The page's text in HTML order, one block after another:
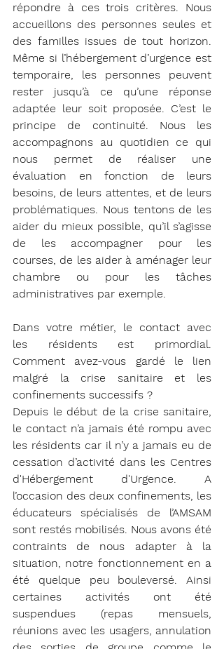
répondre à ces trois critères. Nous
accueillons des personnes seules et
des familles issues de tout horizon.
Même si l’hébergement d’urgence est
temporaire, les personnes peuvent
rester jusqu’à ce qu’une réponse
adaptée leur soit proposée. C’est le
principe de continuité. Nous les
accompagnons au quotidien ce qui
nous permet de réaliser une
évaluation en fonction de leurs
besoins, de leurs attentes, et de leurs
problématiques. Nous tentons de les
aider du mieux possible, qu’il s’agisse
de les accompagner pour les
courses, de les aider à aménager leur
chambre ou pour les tâches
administratives par exemple.
Dans votre métier, le contact avec
les résidents est primordial.
Comment avez-vous gardé le lien
malgré la crise sanitaire et les
confinements successifs ?
Depuis le début de la crise sanitaire,
le contact n’a jamais été rompu avec
les résidents car il n’y a jamais eu de
cessation d’activité dans les Centres
d'Hébergement d'Urgence. A
l’occasion des deux confinements, les
éducateurs spécialisés de l’AMSAM
sont restés mobilisés. Nous avons été
contraints de nous adapter à la
situation, notre fonctionnement en a
été quelque peu bouleversé. Ainsi
certaines activités ont été
suspendues (repas mensuels,
réunions avec les usagers, annulation